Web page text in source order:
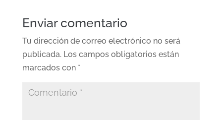
Enviar comentario
Tu dirección de correo electrónico no será
publicada. Los campos obligatorios están
marcados con *